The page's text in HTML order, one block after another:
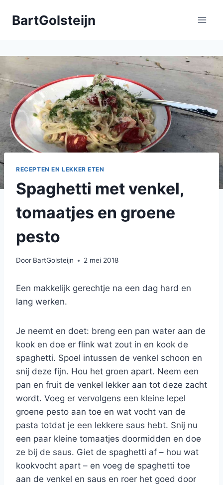
naarBartGolsteijn
RECEPTEN EN LEKKER ETEN
Spaghetti met venkel,
tomaatjes en groene
pesto
Door BartGolsteijn 2 mei 2018
Een makkelijk gerechtje na een dag hard en
lang werken.
Je neemt en doet: breng een pan water aan de
kook en doe er flink wat zout in en kook de
spaghetti. Spoel intussen de venkel schoon en
snij deze fijn. Hou het groen apart. Neem een
pan en fruit de venkel lekker aan tot deze zacht
wordt. Voeg er vervolgens een kleine lepel
groene pesto aan toe en wat vocht van de
pasta totdat je een lekkere saus hebt. Snij nu
een paar kleine tomaatjes doormidden en doe
ze bij de saus. Giet de spaghetti af – hou wat
kookvocht apart – en voeg de spaghetti toe
aan de venkel en saus en roer het goed door